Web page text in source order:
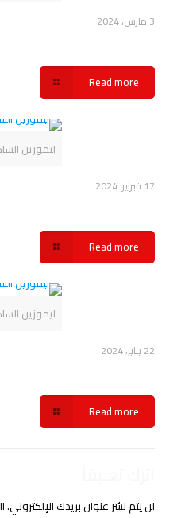
3 مارس، 2024
Read more
ليموزين
17 فبراير، 2024
Read more
ليموزين
22 يناير، 2024
Read more
لن يتم نشر عنوان بريدك الإلكتروني.